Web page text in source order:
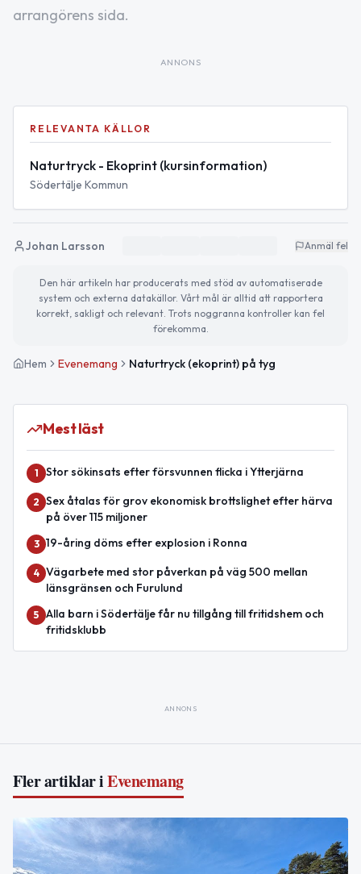
arrangörens sida.
ANNONS
RELEVANTA KÄLLOR
Naturtryck - Ekoprint (kursinformation)
Södertälje Kommun
Johan Larsson Anmäl fel
Den här artikeln har producerats med stöd av automatiserade
system och externa datakällor. Vårt mål är alltid att rapportera
korrekt, sakligt och relevant. Trots noggranna kontroller kan fel
förekomma.
Hem Evenemang Naturtryck (ekoprint) på tyg
Mest läst
1 Stor sökinsats efter försvunnen flicka i Ytterjärna
2 Sex åtalas för grov ekonomisk brottslighet efter härva
på över 115 miljoner
3 19-åring döms efter explosion i Ronna
4 Vägarbete med stor påverkan på väg 500 mellan
länsgränsen och Furulund
5 Alla barn i Södertälje får nu tillgång till fritidshem och
fritidsklubb
ANNONS
Fler artiklar iEvenemang